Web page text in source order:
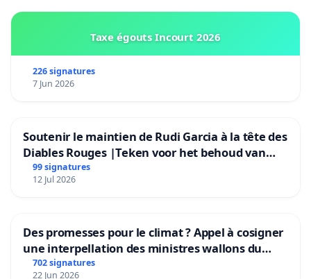
Taxe égouts Incourt 2026
226 signatures
7 Jun 2026
Soutenir le maintien de Rudi Garcia à la tête des
Diables Rouges |Teken voor het behoud van
Rudi Garcia als bondscoach
99 signatures
12 Jul 2026
Des promesses pour le climat ? Appel à cosigner
une interpellation des ministres wallons du
climat et de l’environnement.
702 signatures
22 Jun 2026